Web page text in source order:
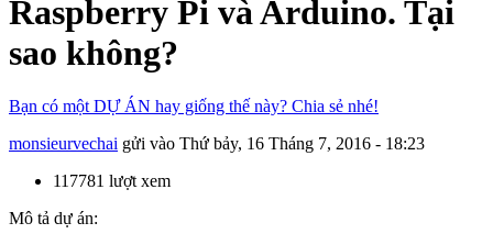
Raspberry Pi và Arduino. Tại
sao không?
Bạn có một DỰ ÁN hay giống thế này? Chia sẻ nhé!
monsieurvechai gửi vào Thứ bảy, 16 Tháng 7, 2016 - 18:23
117781 lượt xem
Mô tả dự án: